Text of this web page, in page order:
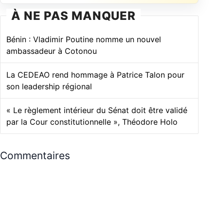
À NE PAS MANQUER
Bénin : Vladimir Poutine nomme un nouvel
ambassadeur à Cotonou
La CEDEAO rend hommage à Patrice Talon pour
son leadership régional
« Le règlement intérieur du Sénat doit être validé
par la Cour constitutionnelle », Théodore Holo
Commentaires